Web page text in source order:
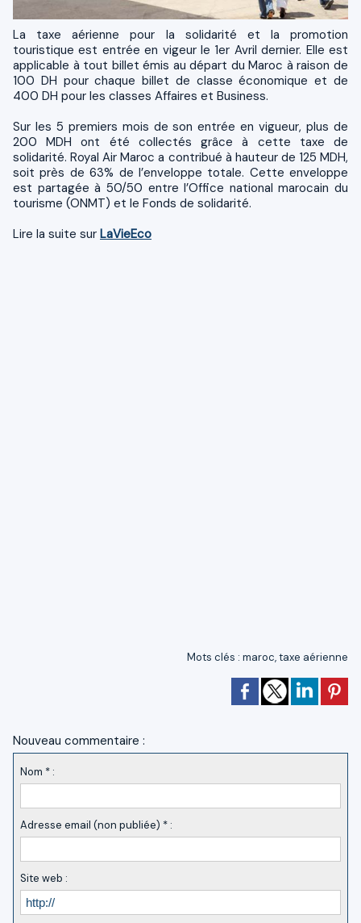
La taxe aérienne pour la solidarité et la promotion
touristique est entrée en vigeur le 1er Avril dernier. Elle est
applicable à tout billet émis au départ du Maroc à raison de
100 DH pour chaque billet de classe économique et de
400 DH pour les classes Affaires et Business.
Sur les 5 premiers mois de son entrée en vigueur, plus de
200 MDH ont été collectés grâce à cette taxe de
solidarité. Royal Air Maroc a contribué à hauteur de 125 MDH,
soit près de 63% de l’enveloppe totale. Cette enveloppe
est partagée à 50/50 entre l’Office national marocain du
tourisme (ONMT) et le Fonds de solidarité.
Lire la suite sur LaVieEco
Mots clés : maroc,taxe aérienne
Nouveau commentaire :
Nom * :
Adresse email (non publiée) * :
Site web :